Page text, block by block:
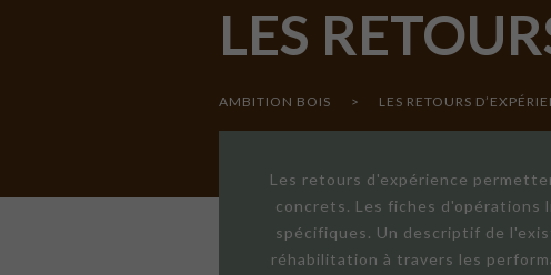
LES
AMBITION BOIS > LES RETOURS
Les retours d'expérience
concrets. Les fiches
spécifiques. Un descriptif de
réhabilitation à travers les